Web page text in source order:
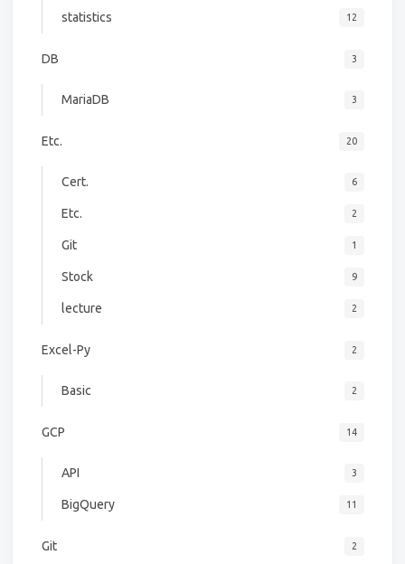
statistics 12
DB 3
MariaDB 3
Etc. 20
Cert. 6
Etc. 2
Git 1
Stock 9
lecture 2
Excel-Py 2
Basic 2
GCP 14
API 3
BigQuery 11
Git 2